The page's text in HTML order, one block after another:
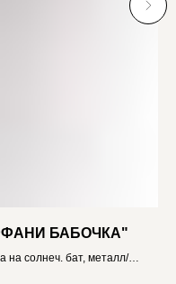
БАБОЧКА"
на солнеч. бат, металл/